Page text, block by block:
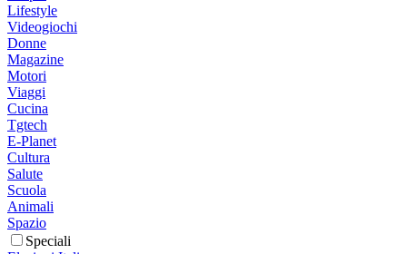
Lifestyle
Videogiochi
Donne
Magazine
Motori
Viaggi
Cucina
Tgtech
E-Planet
Cultura
Salute
Scuola
Animali
Spazio
Speciali